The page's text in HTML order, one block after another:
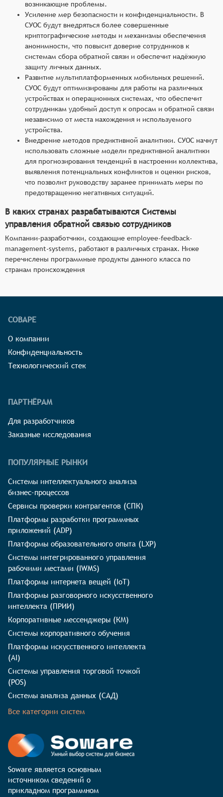
возникающие проблемы.
Усиление мер безопасности и конфиденциальности. В
СУОС будут внедряться более совершенные
криптографические методы и механизмы обеспечения
анонимности, что повысит доверие сотрудников к
системам сбора обратной связи и обеспечит надёжную
защиту личных данных.
Развитие мультиплатформенных мобильных решений.
СУОС будут оптимизированы для работы на различных
устройствах и операционных системах, что обеспечит
сотрудникам удобный доступ к опросам и обратной связи
независимо от места нахождения и используемого
устройства.
Внедрение методов предиктивной аналитики. СУОС начнут
использовать сложные модели предиктивной аналитики
для прогнозирования тенденций в настроении коллектива,
выявления потенциальных конфликтов и оценки рисков,
что позволит руководству заранее принимать меры по
предотвращению негативных ситуаций.
В каких странах разрабатываются Системы
управления обратной связью сотрудников
Компании-разработчики, создающие employee-feedback-
management-systems, работают в различных странах. Ниже
перечислены программные продукты данного класса по
странам происхождения
СОВАРЕ
О компании
Конфиденциальность
Технологический стек
ПАРТНЁРАМ
Для разработчиков
Заказные исследования
ПОПУЛЯРНЫЕ РЫНКИ
Системы интеллектуального анализа
бизнес-процессов
Сервисы проверки контрагентов (СПК)
Платформы разработки программных
приложений (ADP)
Платформы образовательного опыта (LXP)
Системы интегрированного управления
рабочими местами (IWMS)
Платформы интернета вещей (IoT)
Платформы разговорного искусственного
интеллекта (ПРИИ)
Корпоративные мессенджеры (КМ)
Системы корпоративного обучения
Платформы искусственного интеллекта
(AI)
Системы управления торговой точкой
(POS)
Системы анализа данных (САД)
Все категории систем
Soware является основным
источником сведений о
прикладном программном